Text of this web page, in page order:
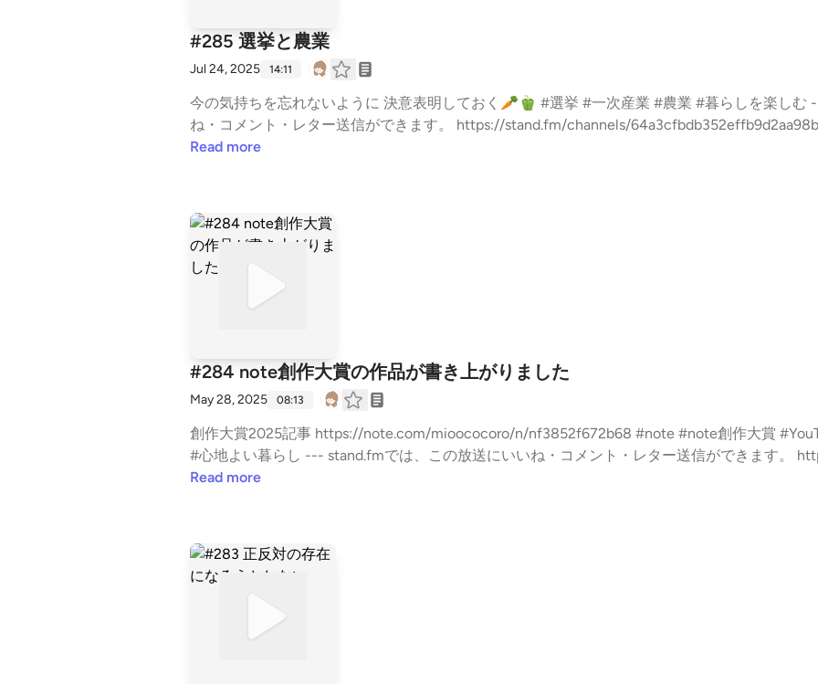
#285 選挙と農業
Jul 24, 2025 14:11
今の気持ちを忘れないように 決意表明しておく🥕🫑 #選挙 #一次産業 #農業 #暮らしを楽しむ --- stand.fmでは、この放送にいい
ね・コメント・レター送信ができます。 https://stand.fm/channels/64a3cfbdb352effb9d2aa98b
Read more
#284 note創作大賞の作品が書き上がりました
May 28, 2025 08:13
創作大賞2025記事 https://note.com/mioococoro/n/nf3852f672b68 #note #note創作大賞 #YouTube #発信活動 #暮らしを楽しむ
#心地よい暮らし --- stand.fmでは、この放送にいいね・コメント・レター送信ができます。 https://stand.fm/channels/64a3cfbd
b352effb9d2aa98b
Read more